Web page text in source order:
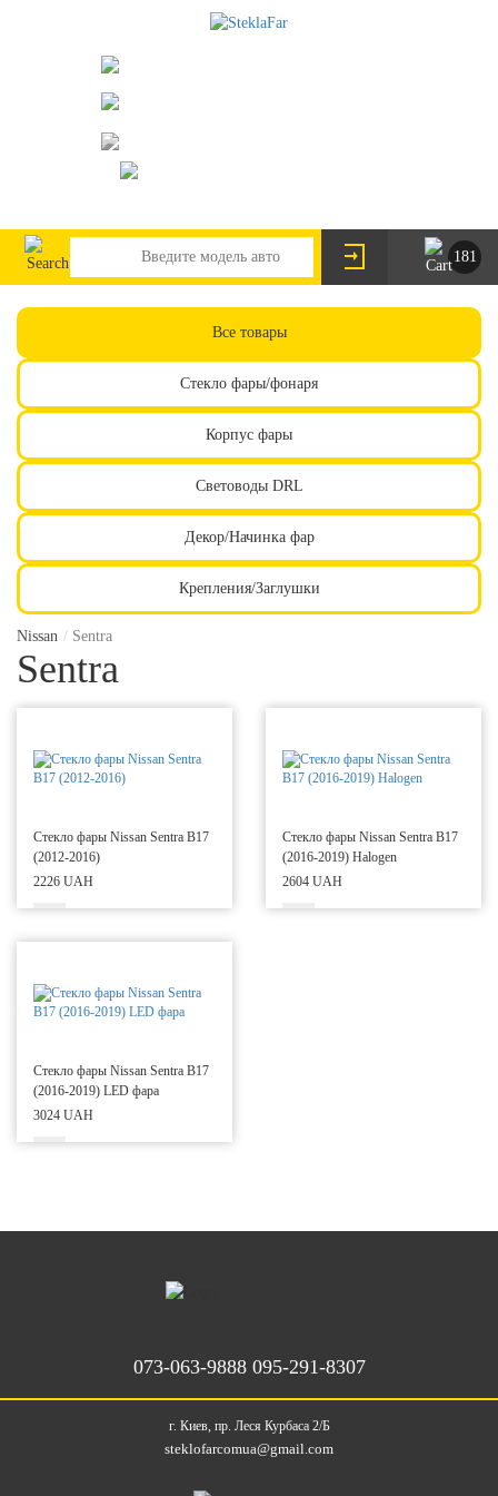
181
Все товары
Стекло фары/фонаря
Корпус фары
Световоды DRL
Декор/Начинка фар
Крепления/Заглушки
Nissan / Sentra
Sentra
Стекло фары Nissan Sentra B17
(2012-2016)
2226 UAH
Стекло фары Nissan Sentra B17
(2016-2019) Halogen
2604 UAH
Стекло фары Nissan Sentra B17
(2016-2019) LED фара
3024 UAH
073-063-9888 095-291-8307
г. Киев, пр. Леся Курбаса 2/Б
steklofarcomua@gmail.com